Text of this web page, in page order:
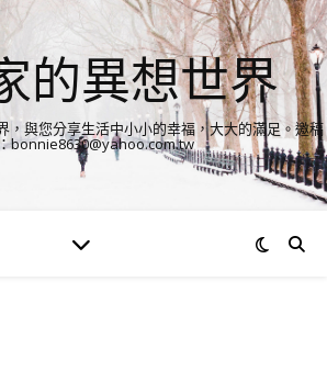
的異想世界
，與您分享生活中小小的幸福，大大的滿足。邀稿
bonnie8630@yahoo.com.tw